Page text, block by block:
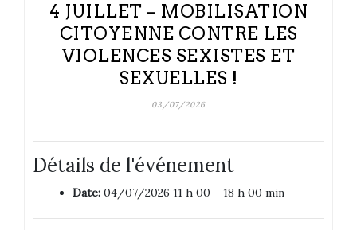
4 JUILLET – MOBILISATION
CITOYENNE CONTRE LES
VIOLENCES SEXISTES ET
SEXUELLES !
03/07/2026
Détails de l'événement
Date: 04/07/2026 11 h 00 – 18 h 00 min